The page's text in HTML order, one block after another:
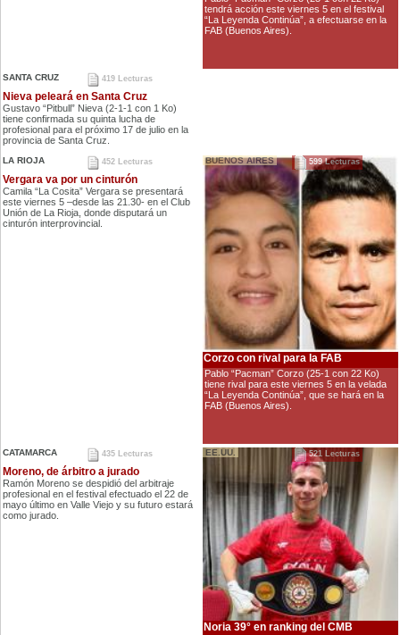
tendrá acción este viernes 5 en el festival
“La Leyenda Continúa”, a efectuarse en la
FAB (Buenos Aires).
SANTA CRUZ 419 Lecturas
Nieva peleará en Santa Cruz
Gustavo “Pitbull” Nieva (2-1-1 con 1 Ko)
tiene confirmada su quinta lucha de
profesional para el próximo 17 de julio en la
provincia de Santa Cruz.
LA RIOJA 452 Lecturas
Vergara va por un cinturón
Camila “La Cosita” Vergara se presentará
este viernes 5 –desde las 21.30- en el Club
Unión de La Rioja, donde disputará un
cinturón interprovincial.
BUENOS AIRES 599 Lecturas
Corzo con rival para la FAB
Pablo “Pacman” Corzo (25-1 con 22 Ko)
tiene rival para este viernes 5 en la velada
“La Leyenda Continúa”, que se hará en la
FAB (Buenos Aires).
CATAMARCA 435 Lecturas
Moreno, de árbitro a jurado
Ramón Moreno se despidió del arbitraje
profesional en el festival efectuado el 22 de
mayo último en Valle Viejo y su futuro estará
como jurado.
EE.UU. 521 Lecturas
Noria 39° en ranking del CMB